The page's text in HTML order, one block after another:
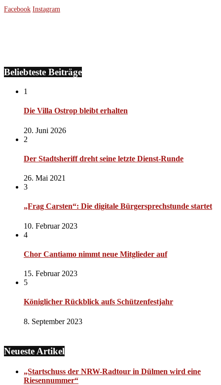
Facebook Instagram
Beliebteste Beiträge
1
Die Villa Ostrop bleibt erhalten
20. Juni 2026
2
Der Stadtsheriff dreht seine letzte Dienst-Runde
26. Mai 2021
3
„Frag Carsten“: Die digitale Bürgersprechstunde startet
10. Februar 2023
4
Chor Cantiamo nimmt neue Mitglieder auf
15. Februar 2023
5
Königlicher Rückblick aufs Schützenfestjahr
8. September 2023
Neueste Artikel
„Startschuss der NRW-Radtour in Dülmen wird eine
Riesennummer“